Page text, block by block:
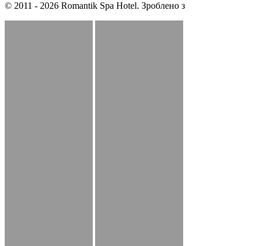
© 2011 - 2026 Romantik Spa Hotel. Зроблено з